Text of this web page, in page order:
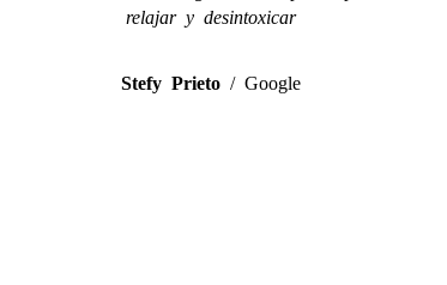
relajar y desintoxicar
Stefy Prieto / Google